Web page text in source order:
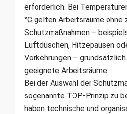
erforderlich. Bei
°C gelten Arbeitsräume ohne
Schutzmaßnahmen –
Luftduschen, Hitzepausen
Vorkehrungen –
geeignete Arbeitsräume.
Bei der Auswahl der
sogenannte TOP-Prinzip zu
haben technische und